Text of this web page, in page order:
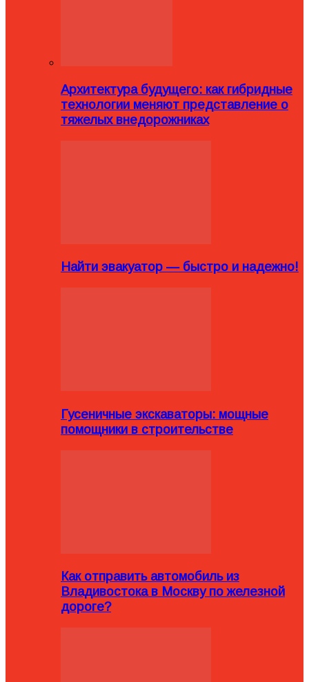
Архитектура будущего: как гибридные
технологии меняют представление о
тяжелых внедорожниках
Найти эвакуатор — быстро и надежно!
Гусеничные экскаваторы: мощные
помощники в строительстве
Как отправить автомобиль из
Владивостока в Москву по железной
дороге?